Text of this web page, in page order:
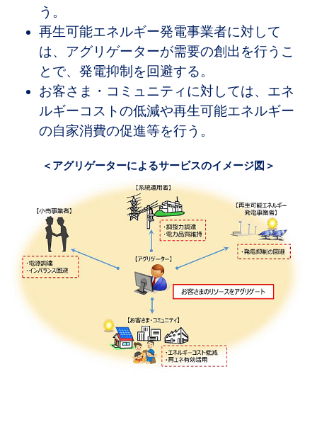
う。
再生可能エネルギー発電事業者に対して
は、アグリゲーターが需要の創出を行うこ
とで、発電抑制を回避する。
お客さま・コミュニティに対しては、エネ
ルギーコストの低減や再生可能エネルギー
の自家消費の促進等を行う。
＜アグリゲーターによるサービスのイメージ図＞